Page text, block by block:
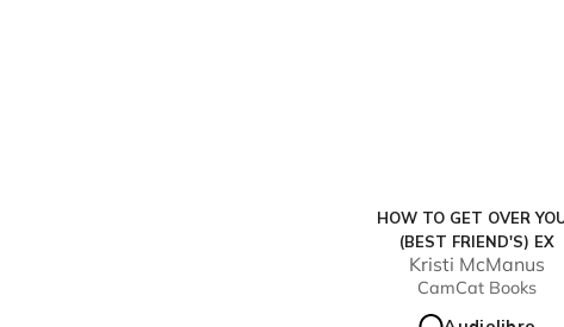
HOW TO GET OVER
(BEST FRIEND'S) EX
Kristi McManus
CamCat Books